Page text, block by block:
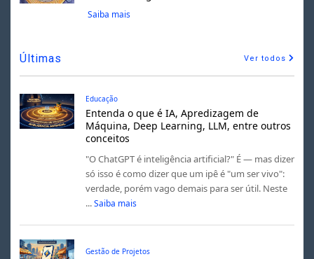
Saiba mais
Últimas Ver todos
Educação
Entenda o que é IA, Apredizagem de
Máquina, Deep Learning, LLM, entre outros
conceitos
"O ChatGPT é inteligência artificial?" É — mas dizer
só isso é como dizer que um ipê é "um ser vivo":
verdade, porém vago demais para ser útil. Neste
... Saiba mais
Gestão de Projetos